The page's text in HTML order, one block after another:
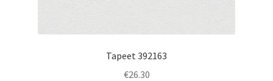
Tapeet 392163
€26.30